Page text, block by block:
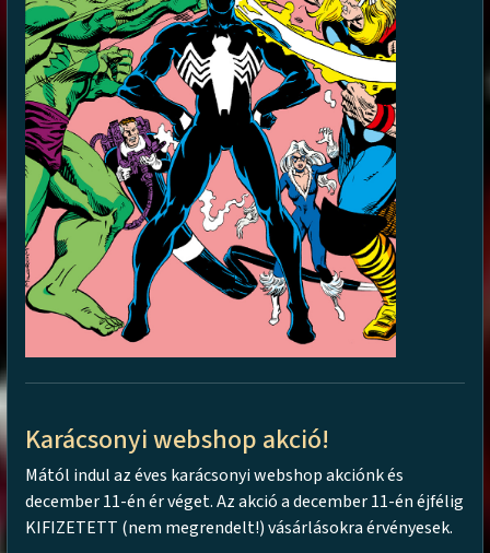
Karácsonyi webshop akció!
Mától indul az éves karácsonyi webshop akciónk és
december 11-én ér véget. Az akció a december 11-én éjfélig
KIFIZETETT (nem megrendelt!) vásárlásokra érvényesek.